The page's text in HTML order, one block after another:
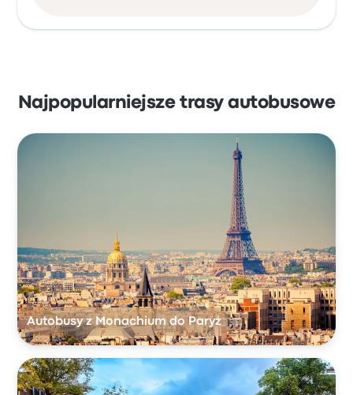
Najpopularniejsze trasy autobusowe
Autobusy z Monachium do Paryż